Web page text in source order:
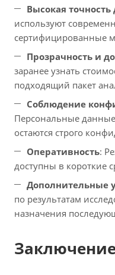
Высокая точность
используют
сертифицированные
Прозрачность и
заранее узнать
подходящий пакет
Соблюдение
Персональные
остаются строго
Оперативность:
доступны в короткие
Дополнительные
по результатам
назначения